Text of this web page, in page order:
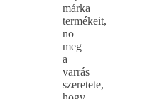
márka
termékeit,
no
meg
a
varrás
szeretete,